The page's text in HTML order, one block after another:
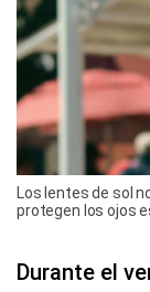
Los lentes de sol
protegen los ojos
Durante el